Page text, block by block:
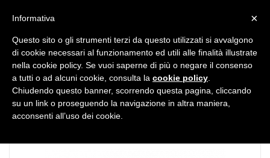
TAG: Eurovision song contest
×
Informativa
Questo sito o gli strumenti terzi da questo utilizzati si avvalgono
di cookie necessari al funzionamento ed utili alle finalità illustrate
nella cookie policy. Se vuoi saperne di più o negare il consenso
a tutti o ad alcuni cookie, consulta la cookie policy
Chiudendo questo banner, scorrendo questa pagina, cliccando
su un link o proseguendo la navigazione in altra maniera,
acconsenti all’uso dei cookie.